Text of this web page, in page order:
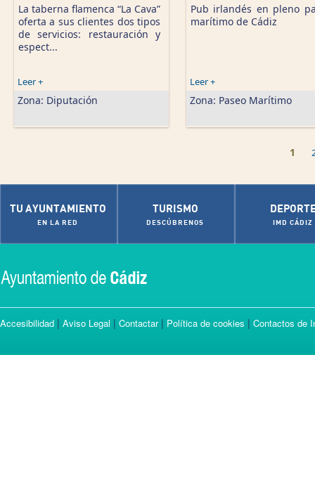
La taberna flamenca “La Cava”
oferta a sus clientes dos tipos
de servicios: restauración y
espect...
Leer +
Zona: Diputación
Pub irlandés en pleno
marítimo de Cádiz
Leer +
Zona: Paseo Marítimo
1
TU AYUNTAMIENTO
EN LA RED
TURISMO
DESCÚBRENOS IMD CÁDIZ
Accesibilidad | Aviso Legal | Contactar| Política de cookies | Contactos de